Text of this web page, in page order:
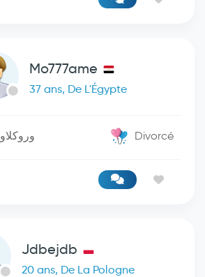
Mo777ame
37 ans, De L'Égypte
Pologne / وروكلاو Divorcé
Jdbejdb
20 ans, De La Pologne